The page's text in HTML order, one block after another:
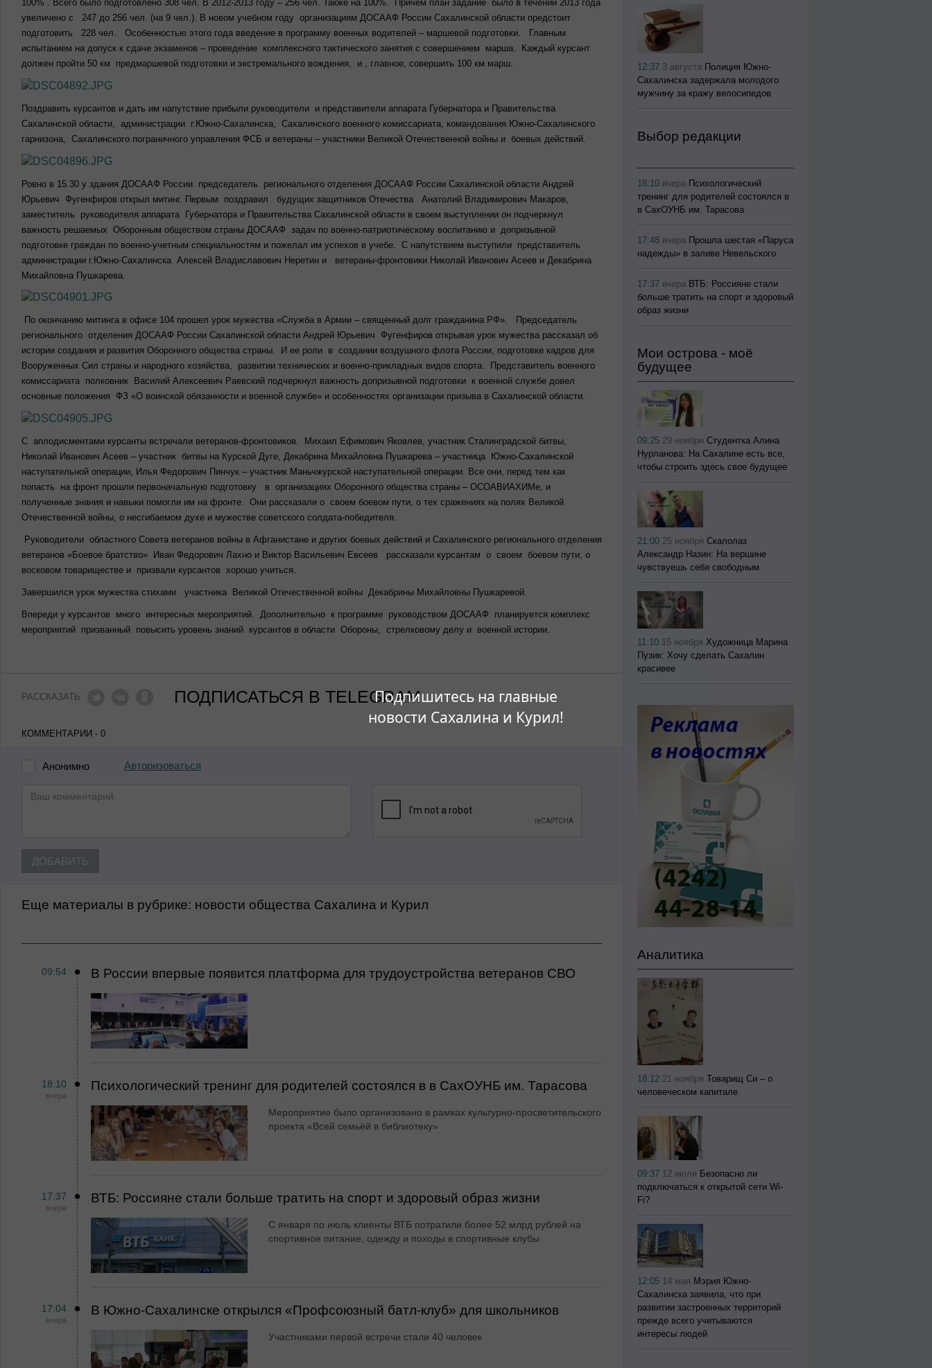
Подпишитесь на главные
новости Сахалина и Курил!
100% . Всего было подготовлено 308 чел. В 2012-2013 году – 256 чел. Также на 100%. Причем план задание было в течении 2013 года
увеличено с 247 до 256 чел. (на 9 чел.). В новом учебном году организациям ДОСААФ России Сахалинской области предстоит
подготовить 228 чел. Особенностью этого года введение в программу военных водителей – маршевой подготовки. Главным
испытанием на допуск к сдаче экзаменов – проведение комплексного тактического занятия с совершением марша. Каждый курсант
должен пройти 50 км предмаршевой подготовки и экстремального вождения, и , главное, совершить 100 км марш.
Поздравить курсантов и дать им напутствие прибыли руководители и представители аппарата Губернатора и Правительства
Сахалинской области, администрации г.Южно-Сахалинска, Сахалинского военного комиссариата, командования Южно-Сахалинского
гарнизона, Сахалинского пограничного управления ФСБ и ветераны – участники Великой Отечественной войны и боевых действий.
Ровно в 15.30 у здания ДОСААФ России председатель регионального отделения ДОСААФ России Сахалинской области Андрей
Юрьевич Фугенфиров открыл митинг. Первым поздравил будущих защитников Отечества Анатолий Владимирович Макаров,
заместитель руководителя аппарата Губернатора и Правительства Сахалинской области в своем выступлении он подчеркнул
важность решаемых Оборонным обществом страны ДОСААФ задач по военно-патриотическому воспитанию и допризывной
подготовке граждан по военно-учетным специальностям и пожелал им успехов в учебе. С напутствием выступили представитель
администрации г.Южно-Сахалинска Алексей Владиславович Неретин и ветераны-фронтовики Николай Иванович Асеев и Декабрина
Михайловна Пушкарева.
По окончанию митинга в офисе 104 прошел урок мужества «Служба в Армии – священный долг гражданина РФ». Председатель
регионального отделения ДОСААФ России Сахалинской области Андрей Юрьевич Фугенфиров открывая урок мужества рассказал об
истории создания и развития Оборонного общества страны. И ее роли в создании воздушного флота России, подготовке кадров для
Вооруженных Сил страны и народного хозяйства, развитии технических и военно-прикладных видов спорта. Представитель военного
комиссариата полковник Василий Алексеевич Раевский подчеркнул важность допризывной подготовки к военной службе довел
основные положения ФЗ «О воинской обязанности и военной службе» и особенностях организации призыва в Сахалинской области.
С аплодисментами курсанты встречали ветеранов-фронтовиков. Михаил Ефимович Яковлев, участник Сталинградской битвы,
Николай Иванович Асеев – участник битвы на Курской Дуге, Декабрина Михайловна Пушкарева – участница Южно-Сахалинской
наступательной операции, Илья Федорович Пинчук – участник Маньчжурской наступательной операции. Все они, перед тем как
попасть на фронт прошли первоначальную подготовку в организациях Оборонного общества страны – ОСОАВИАХИМе, и
полученные знания и навыки помогли им на фронте. Они рассказали о своем боевом пути, о тех сражениях на полях Великой
Отечественной войны, о несгибаемом духе и мужестве советского солдата-победителя.
Руководители областного Совета ветеранов войны в Афганистане и других боевых действий и Сахалинского регионального отделения
ветеранов «Боевое братство» Иван Федорович Лахно и Виктор Васильевич Евсеев рассказали курсантам о своем боевом пути, о
восковом товариществе и призвали курсантов хорошо учиться.
Завершился урок мужества стихами участника Великой Отечественной войны Декабрины Михайловны Пушкаревой.
Впереди у курсантов много интересных мероприятий. Дополнительно к программе руководством ДОСААФ планируется комплекс
мероприятий призванный повысить уровень знаний курсантов в области Обороны, стрелковому делу и военной истории.
РАССКАЗАТЬ ПОДПИСАТЬСЯ В TELEGRAM
КОММЕНТАРИИ - 0
Анонимно Авторизоваться
ДОБАВИТЬ
Еще материалы в рубрике: Новости общества Сахалина и Курил
09:54 В России впервые появится платформа для трудоустройства ветеранов СВО
18:10
вчера
Психологический тренинг для родителей состоялся в в СахОУНБ им. Тарасова
Мероприятие было организовано в рамках культурно-просветительского
проекта «Всей семьёй в библиотеку»
17:37
вчера
ВТБ: Россияне стали больше тратить на спорт и здоровый образ жизни
С января по июль клиенты ВТБ потратили более 52 млрд рублей на
спортивное питание, одежду и походы в спортивные клубы
17:04
вчера
В Южно-Сахалинске открылся «Профсоюзный батл-клуб» для школьников
Участниками первой встречи стали 40 человек
12:37 3 августа Полиция Южно-
Сахалинска задержала молодого
мужчину за кражу велосипедов
Выбор редакции
18:10 вчера Психологический
тренинг для родителей состоялся в
в СахОУНБ им. Тарасова
17:48 вчера Прошла шестая «Паруса
надежды» в заливе Невельского
17:37 вчера ВТБ: Россияне стали
больше тратить на спорт и здоровый
образ жизни
Мои острова - моё
будущее
09:25 29 ноября Студентка Алина
Нурланова: На Сахалине есть все,
чтобы строить здесь свое будущее
21:00 25 ноября Скалолаз
Александр Назин: На вершине
чувствуешь себя свободным
11:10 15 ноября Художница Марина
Пузик: Хочу сделать Сахалин
красивее
Аналитика
18:12 21 ноября Товарищ Си – о
человеческом капитале
09:37 12 июля Безопасно ли
подключаться к открытой сети Wi-
Fi?
12:05 14 мая Мэрия Южно-
Сахалинска заявила, что при
развитии застроенных территорий
прежде всего учитываются
интересы людей